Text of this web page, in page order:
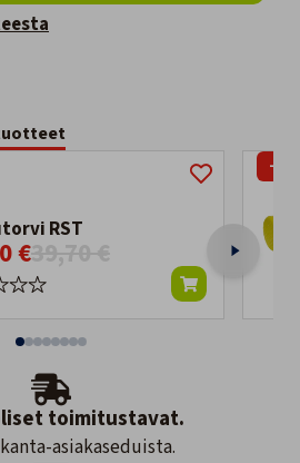
RST
€39,70 €
-
toimitustavat.
asiakaseduista.